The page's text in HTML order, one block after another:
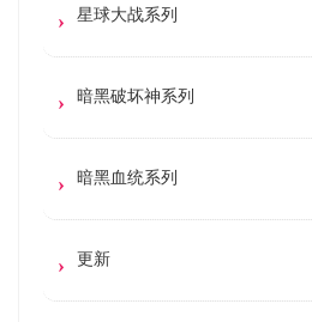
星球大战系列
暗黑破坏神系列
暗黑血统系列
更新